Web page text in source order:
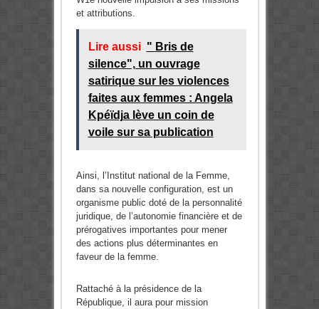
et attributions.
Lire aussi " Bris de
silence", un ouvrage
satirique sur les violences
faites aux femmes : Angela
Kpéïdja lève un coin de
voile sur sa publication
Ainsi, l’Institut national de la Femme,
dans sa nouvelle configuration, est un
organisme public doté de la personnalité
juridique, de l’autonomie financière et de
prérogatives importantes pour mener
des actions plus déterminantes en
faveur de la femme.
Rattaché à la présidence de la
République, il aura pour mission